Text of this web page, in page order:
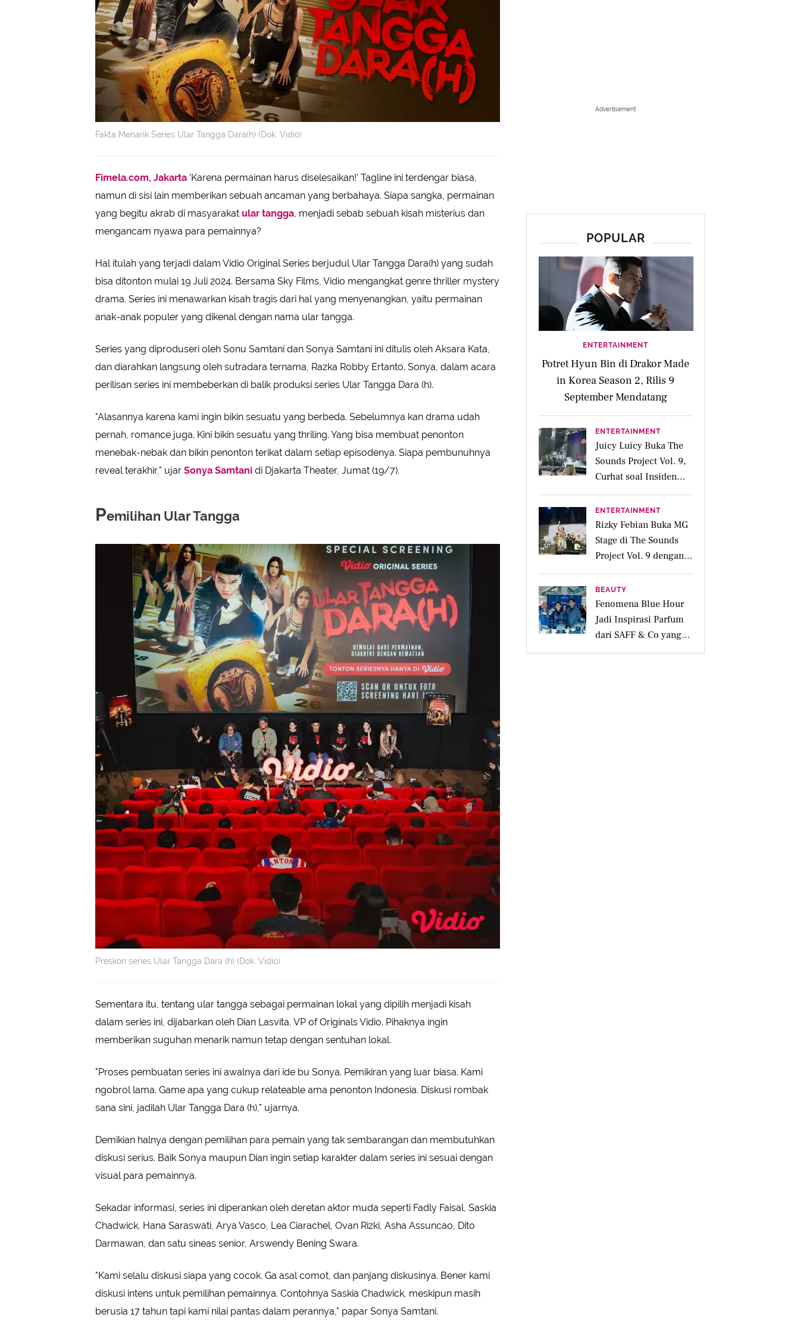
Fakta Menarik Series Ular Tangga Dara(h) (Dok. Vidio)
Fimela.com, Jakarta 'Karena permainan harus diselesaikan!' Tagline ini terdengar biasa,
namun di sisi lain memberikan sebuah ancaman yang berbahaya. Siapa sangka, permainan
yang begitu akrab di masyarakat ular tangga , menjadi sebab sebuah kisah misterius dan
mengancam nyawa para pemainnya?
Hal itulah yang terjadi dalam Vidio Original Series berjudul Ular Tangga Dara(h) yang sudah
bisa ditonton mulai 19 Juli 2024. Bersama Sky Films, Vidio mengangkat genre thriller mystery
drama. Series ini menawarkan kisah tragis dari hal yang menyenangkan, yaitu permainan
anak-anak populer yang dikenal dengan nama ular tangga.
Series yang diproduseri oleh Sonu Samtani dan Sonya Samtani ini ditulis oleh Aksara Kata,
dan diarahkan langsung oleh sutradara ternama, Razka Robby Ertanto. Sonya, dalam acara
perilisan series ini membeberkan di balik produksi series Ular Tangga Dara (h).
"Alasannya karena kami ingin bikin sesuatu yang berbeda. Sebelumnya kan drama udah
pernah, romance juga. Kini bikin sesuatu yang thriling. Yang bisa membuat penonton
menebak-nebak dan bikin penonton terikat dalam setiap episodenya. Siapa pembunuhnya
reveal terakhir," ujar Sonya Samtani di Djakarta Theater, Jumat (19/7).
Pemilihan Ular Tangga
Preskon series Ular Tangga Dara (h) (Dok. Vidio)
Sementara itu, tentang ular tangga sebagai permainan lokal yang dipilih menjadi kisah
dalam series ini, dijabarkan oleh Dian Lasvita, VP of Originals Vidio. Pihaknya ingin
memberikan suguhan menarik namun tetap dengan sentuhan lokal.
"Proses pembuatan series ini awalnya dari ide bu Sonya. Pemikiran yang luar biasa. Kami
ngobrol lama. Game apa yang cukup relateable ama penonton Indonesia. Diskusi rombak
sana sini, jadilah Ular Tangga Dara (h)," ujarnya.
Demikian halnya dengan pemilihan para pemain yang tak sembarangan dan membutuhkan
diskusi serius. Baik Sonya maupun Dian ingin setiap karakter dalam series ini sesuai dengan
visual para pemainnya.
Sekadar informasi, series ini diperankan oleh deretan aktor muda seperti Fadly Faisal, Saskia
Chadwick, Hana Saraswati, Arya Vasco, Lea Ciarachel, Ovan Rizki, Asha Assuncao, Dito
Darmawan, dan satu sineas senior, Arswendy Bening Swara.
"Kami selalu diskusi siapa yang cocok. Ga asal comot, dan panjang diskusinya. Bener kami
diskusi intens untuk pemilihan pemainnya. Contohnya Saskia Chadwick, meskipun masih
berusia 17 tahun tapi kami nilai pantas dalam perannya," papar Sonya Samtani.
Advertisement
POPULAR
ENTERTAINMENT
Potret Hyun Bin di Drakor Made
in Korea Season 2, Rilis 9
September Mendatang
ENTERTAINMENT
Juicy Luicy Buka The
Sounds Project Vol. 9,
Curhat soal Insiden
Salah Kostum
ENTERTAINMENT
Rizky Febian Buka MG
Stage di The Sounds
Project Vol. 9 dengan
Deretan Hitsnya
BEAUTY
Fenomena Blue Hour
Jadi Inspirasi Parfum
dari SAFF & Co yang
Beraroma Hangat dan